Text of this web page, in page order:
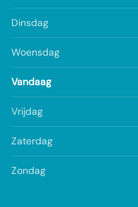
Dinsdag
Woensdag
Vandaag
Vrijdag
Zaterdag
Zondag